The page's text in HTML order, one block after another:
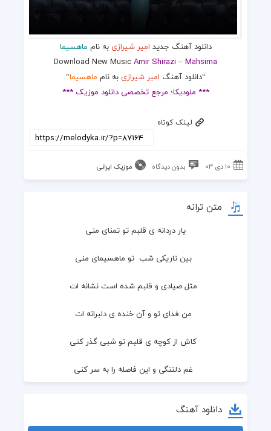
دانلود آهنگ جدید امیر شیرازی به نام ماهسیما
Download New MusicAmir Shirazi–Mahsima
“دانلود آهنگ امیر شیرازی به نام ماهسیما“
*** ملودیکا؛ مرجع تخصصی دانلود موزیک ***
لینک کوتاه
۱۰ دی ۰۳ بدون دیدگاه موزیک ایرانی
متن ترانه
یار دردانه ی قلبم تو تمنای منی
  بین تاریکی شب  تو ماهسیمای منی
  مثل صیادی و قلبم شده است نشانه ات
  من فدای تو و آن خنده ی دلبرانه ات
  کاش از کوچه ی قلبم تو شبی گذر کنی
  غم دلتنگی و این فاصله را به سر کنی
  خبرت هست چنین عاشق و دیوانه شدم؟
دانلود آهنگ